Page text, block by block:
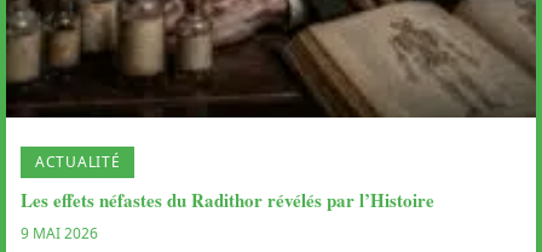
ACTUALITÉ
Les effets néfastes du Radithor révélés par l’Histoire
9 MAI 2026